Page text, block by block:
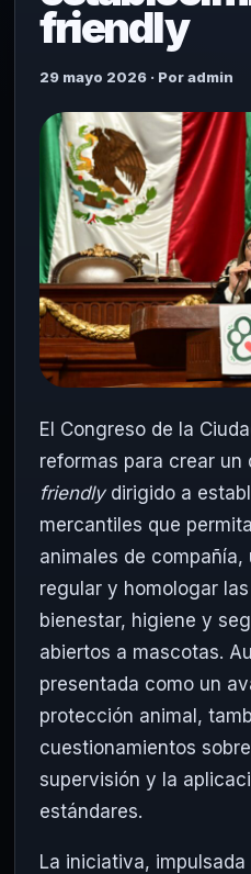
friendly
29 mayo 2026 · Por admin
El Congreso de la
reformas para crear
friendlydirigido a
mercantiles que
animales de
regular y homologar
bienestar, higiene y
abiertos a mascotas.
presentada como un
protección animal,
cuestionamientos
supervisión y la
estándares.
La iniciativa,